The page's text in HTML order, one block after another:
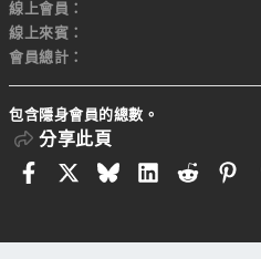
線上會員
線上來賓
會員總計
包含隱身會員的總數。
分享此頁
FacebookBlueskyLinkedIn
Reddit